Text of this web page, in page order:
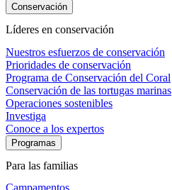
Conservación
Líderes en conservación
Nuestros esfuerzos de conservación
Prioridades de conservación
Programa de Conservación del Coral
Conservación de las tortugas marinas
Operaciones sostenibles
Investiga
Conoce a los expertos
Programas
Para las familias